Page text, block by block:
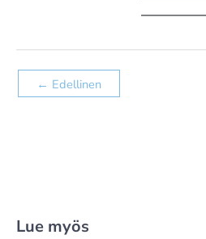
← Edellinen
Lue myös